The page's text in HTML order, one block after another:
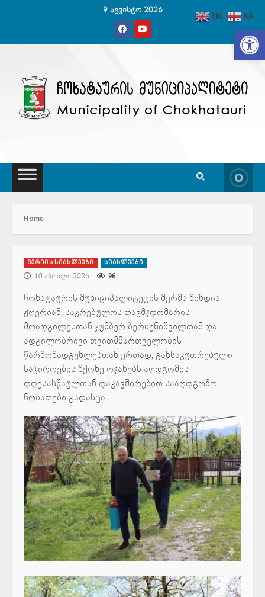
9 აგვისტო 2026
Home
მერიის სიახლეები სიახლეები
10 აპრილი 2026 96
ჩოხატაურის მუნიციპალიტეტის მერმა მინდია
ჟღერიამ, საკრებულოს თავმჯდომარის
მოადგილესთან ჯუმბერ ბერძენიშვილთან და
ადგილობრივი თვითმმართველობის
წარმომადგენლებთან ერთად, განსაკუთრებული
საჭიროების მქონე ოჯახებს აღდგომის
დღესასწაულთან დაკავშირებით სააღდგომო
ნობათები გადასცა.
EN KA